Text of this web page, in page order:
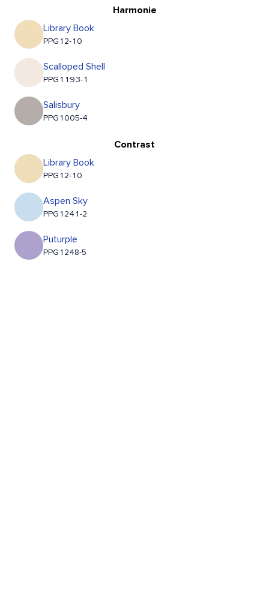
Harmonie
Library Book
PPG12-10
Scalloped Shell
PPG1193-1
Salisbury
PPG1005-4
Contrast
Library Book
PPG12-10
Aspen Sky
PPG1241-2
Puturple
PPG1248-5